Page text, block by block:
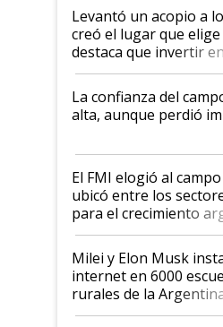
Levantó un acopio a
creó el lugar que
destaca que invertir
kirchnerismo era
plata a un hijo para
Juan Félix Rossetti, el
que de una dura crisis
de Milei
La confianza del
alta, aunque perdió
El FMI elogió al
ubicó entre los
para el crecimiento
Milei y Elon Musk
internet en 6000
rurales de la Argentina
a un acuerdo con